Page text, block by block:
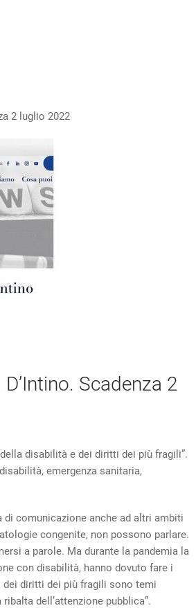
2 luglio 2022
Scadenza 2
disabilità e dei diritti dei più fragili”.
emergenza sanitaria,
di comunicazione anche ad altri ambiti
congenite, non possono parlare.
a parole. Ma durante la pandemia la
con disabilità, hanno dovuto fare i
dei diritti dei più fragili sono temi
dell’attenzione pubblica”.